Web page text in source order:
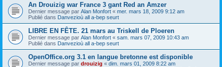
An Drouizig war France 3 gant Red an Amzer
Dernier message par Alan Monfort « mer. mars 18, 2009 9:12 am
Publié dans Danvezioù all a-bep seurt
LIBRE EN FÊTE. 21 mars au Triskell de Ploeren
Dernier message par Alan Monfort « sam. mars 07, 2009 10:43 am
Publié dans Danvezioù all a-bep seurt
OpenOffice.org 3.1 en langue bretonne est disponible
Dernier message par drouizig « dim. mars 01, 2009 8:22 am